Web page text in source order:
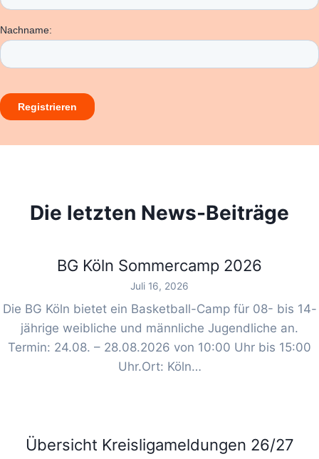
Die letzten News-Beiträge
BG Köln Sommercamp 2026
Juli 16, 2026
Die BG Köln bietet ein Basketball-Camp für 08- bis 14-
jährige weibliche und männliche Jugendliche an.
Termin: 24.08. – 28.08.2026 von 10:00 Uhr bis 15:00
Uhr.Ort: Köln…
Übersicht Kreisligameldungen 26/27